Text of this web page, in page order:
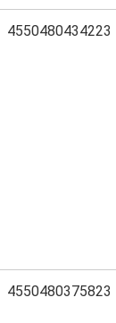
4550480434223
4550480375823